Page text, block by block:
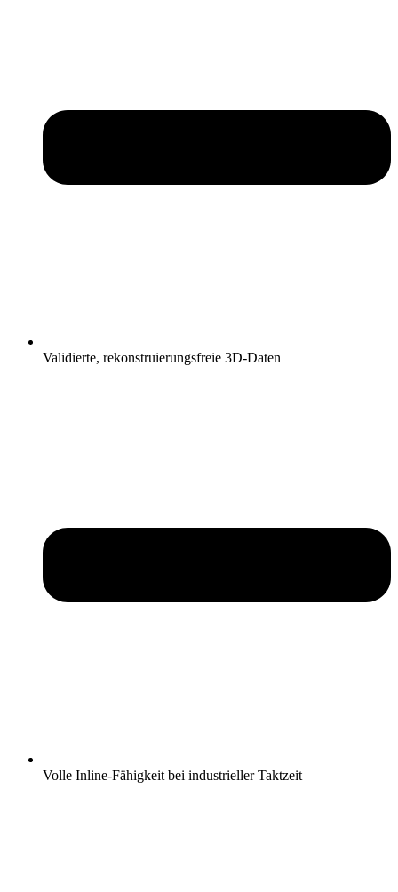
Validierte, rekonstruierungsfreie 3D-Daten
Volle Inline-Fähigkeit bei industrieller Taktzeit